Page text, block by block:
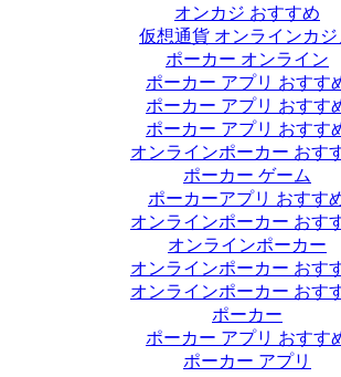
オンカジ おすすめ
仮想通貨 オンラインカジ
ポーカー オンライン
ポーカー アプリ おすす
ポーカー アプリ おすす
ポーカー アプリ おすす
オンラインポーカー おす
ポーカー ゲーム
ポーカーアプリ おすす
オンラインポーカー おす
オンラインポーカー
オンラインポーカー おす
オンラインポーカー おす
ポーカー
ポーカー アプリ おすす
ポーカー アプリ